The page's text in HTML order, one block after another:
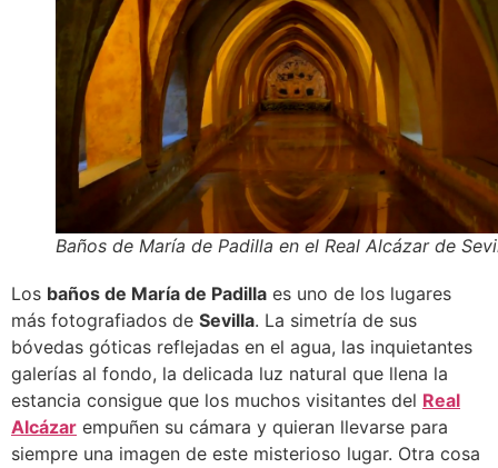
Baños de María de Padilla en el Real Alcázar de
Los baños de María de Padilla es uno de los lugares
más fotografiados de Sevilla. La simetría de sus
bóvedas góticas reflejadas en el agua, las inquietantes
galerías al fondo, la delicada luz natural que llena la
estancia consigue que los muchos visitantes del Real
Alcázar empuñen su cámara y quieran llevarse para
siempre una imagen de este misterioso lugar. Otra cosa